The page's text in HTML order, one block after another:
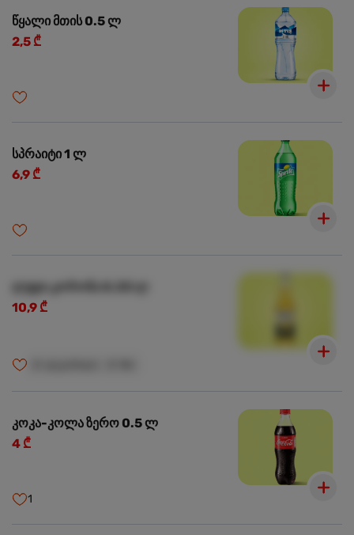
წყალი მთის 0.5 ლ
2,5 ₾
სპრაიტი 1 ლ
6,9 ₾
ლუდი კორონა 0.33 ლ
10,9 ₾
კოკა-კოლა ზერო 0.5 ლ
4 ₾
1